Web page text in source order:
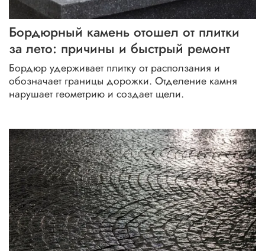
подогрев тротуарной плитки
виниловый сайдинг
натуральный камень для фасада
теплая дорожка
высолы на цоколе
водостоки
противоскользящая плитка
как установить бордюр
фасадная плитка под камень
монтаж плитки в холод
Бордюрный камень отошел от плитки
за лето: причины и быстрый ремонт
Бордюр удерживает плитку от расползания и
обозначает границы дорожки. Отделение камня
нарушает геометрию и создает щели.